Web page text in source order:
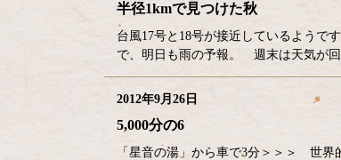
半径1kmで見つけた秋
台風17号と18号が接近しているよう
で、明日も雨の予報。 週末は天気が
2012年9月26日
5,000分の6
「星音の湯」から車で3分＞＞＞ 世